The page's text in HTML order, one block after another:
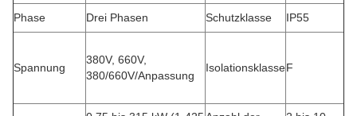
Phase Drei Phasen Schutzklasse IP55
Spannung
380V, 660V,
380/660V/Anpassung
IsolationsklasseF